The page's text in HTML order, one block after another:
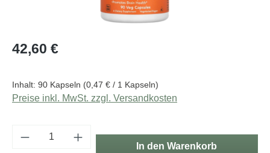
Regulärer Preis:
42,60 €
Inhalt: 90 Kapseln (0,47 € / 1 Kapseln)
Preise inkl. MwSt. zzgl. Versandkosten
Produkt Anzahl: Gib den gewünschten
In den Warenkorb